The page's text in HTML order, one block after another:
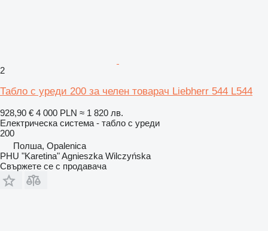
2
Табло с уреди 200 за челен товарач Liebherr 544 L544
928,90 € 4 000 PLN ≈ 1 820 лв.
Електрическа система - табло с уреди
200
Полша, Opalenica
PHU "Karetina" Agnieszka Wilczyńska
Свържете се с продавача